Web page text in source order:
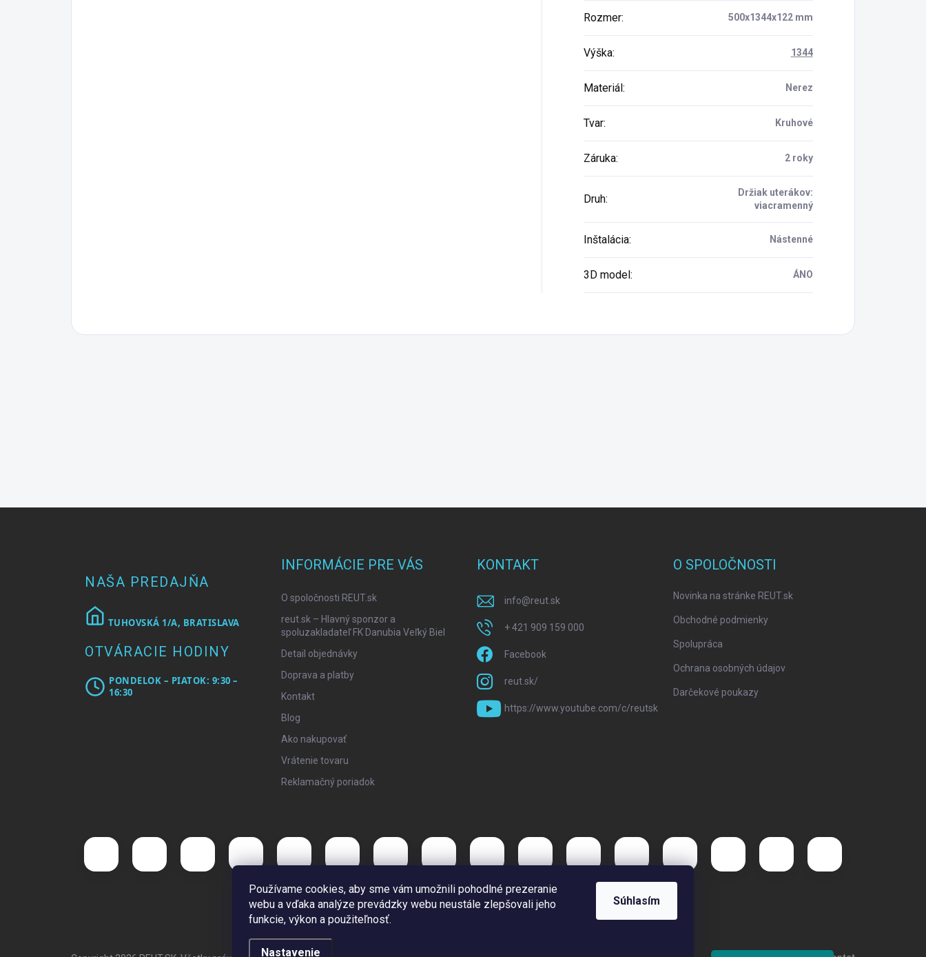
Používame cookies, aby sme vám umožnili pohodlné prezeranie
webu a vďaka analýze prevádzky webu neustále zlepšovali jeho
funkcie, výkon a použiteľnosť.
Nastavenie
Súhlasím
Rozmer: 500x1344x122 mm
Výška: 1344
Materiál : Nerez
Tvar: Kruhové
Záruka: 2 roky
Druh:
Držiak uterákov:
viacramenný
Inštalácia: Nástenné
3D model : ÁNO
NAŠA PREDAJŇA
TUHOVSKÁ 1/A, BRATISLAVA
OTVÁRACIE HODINY
PONDELOK – PIATOK: 9:30 –
16:30
INFORMÁCIE PRE VÁS
O spoločnosti REUT.sk
reut.sk – Hlavný sponzor a
spoluzakladateľ FK Danubia Veľký Biel
Detail objednávky
Doprava a platby
Kontakt
Blog
Ako nakupovať
Vrátenie tovaru
Reklamačný poriadok
KONTAKT
info@reut.sk
+ 421 909 159 000
Facebook
reut.sk/
https://www.youtube.com/c/reutsk
O SPOLOČNOSTI
Novinka na stránke REUT.sk
Obchodné podmienky
Spolupráca
Ochrana osobných údajov
Darčekové poukazy